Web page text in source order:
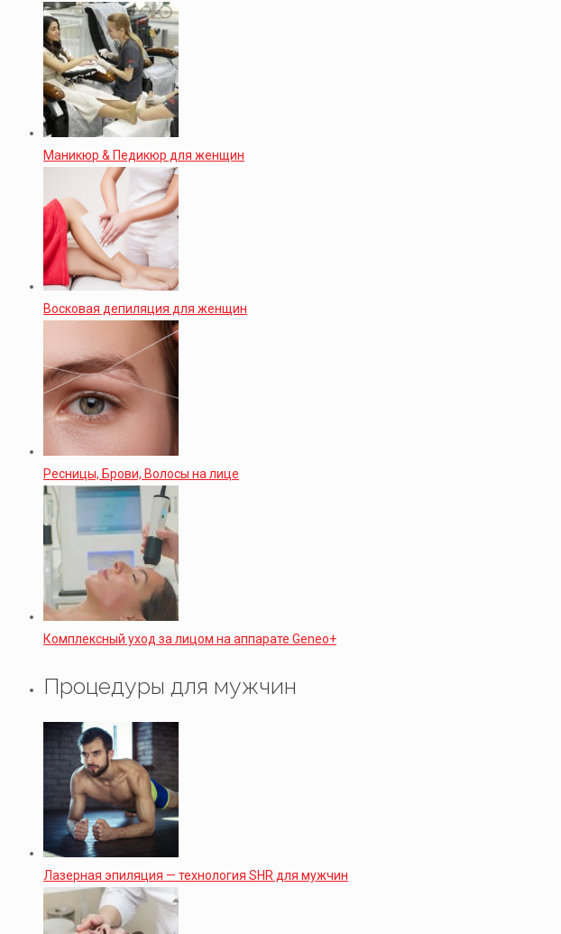
Маникюр & Педикюр для женщин
Восковая депиляция для женщин
Ресницы, Брови, Волосы на лице
Комплексный уход за лицом на аппарате Geneo+
Процедуры для мужчин
Лазерная эпиляция — технология SHR для мужчин